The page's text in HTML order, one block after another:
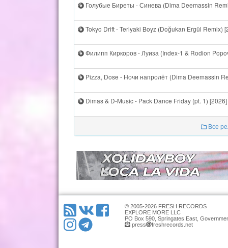
Голубые Биреты - Синева (Dima Deemassin
Tokyo Drift - Teriyaki Boyz (Doğukan Ergül Remix)
Филипп Киркоров - Луиза (Index-1 & Rodion
Pizza, Dose - Ночи напролёт (Dima Deemassin
Dimas & D-Music - Pack Dance Friday (pt. 1) [2026]
Все
© 2005-2026 FRESH RECORDS
EXPLORE MORE LLC
PO Box 590, Springates East,
press
freshrecords.net